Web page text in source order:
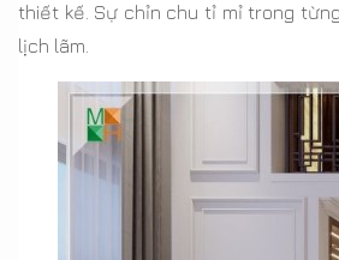
thiết kế. Sự chỉn chu tỉ mỉ trong
lịch lãm.